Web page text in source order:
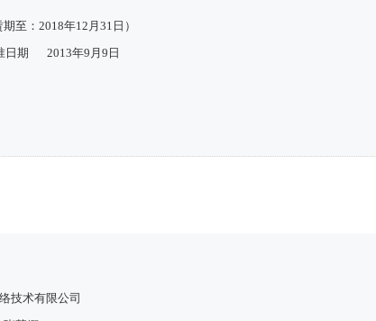
至：2018年12月31日）
日期 2013年9月9日
技术有限公司